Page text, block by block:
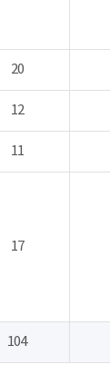
20
12
11
17
104